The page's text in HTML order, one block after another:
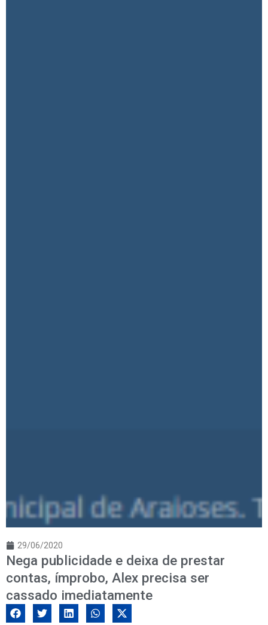
29/06/2020
Nega publicidade e deixa de prestar
contas, ímprobo, Alex precisa ser
cassado imediatamente